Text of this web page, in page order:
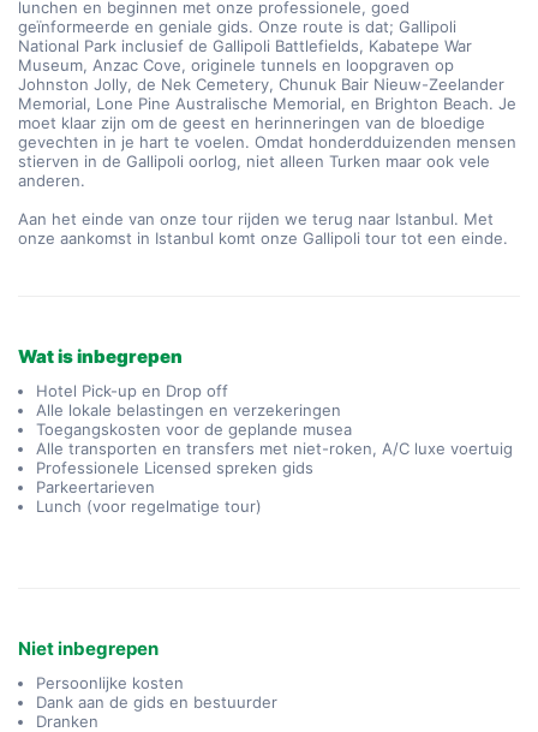
lunchen en beginnen met onze professionele, goed
geïnformeerde en geniale gids. Onze route is dat; Gallipoli
National Park inclusief de Gallipoli Battlefields, Kabatepe War
Museum, Anzac Cove, originele tunnels en loopgraven op
Johnston Jolly, de Nek Cemetery, Chunuk Bair Nieuw-Zeelander
Memorial, Lone Pine Australische Memorial, en Brighton Beach. Je
moet klaar zijn om de geest en herinneringen van de bloedige
gevechten in je hart te voelen. Omdat honderdduizenden mensen
stierven in de Gallipoli oorlog, niet alleen Turken maar ook vele
anderen.
Aan het einde van onze tour rijden we terug naar Istanbul. Met
onze aankomst in Istanbul komt onze Gallipoli tour tot een einde.
Wat is inbegrepen
Hotel Pick-up en Drop off
Alle lokale belastingen en verzekeringen
Toegangskosten voor de geplande musea
Alle transporten en transfers met niet-roken, A/C luxe voertuig
Professionele Licensed spreken gids
Parkeertarieven
Lunch (voor regelmatige tour)
Niet inbegrepen
Persoonlijke kosten
Dank aan de gids en bestuurder
Dranken